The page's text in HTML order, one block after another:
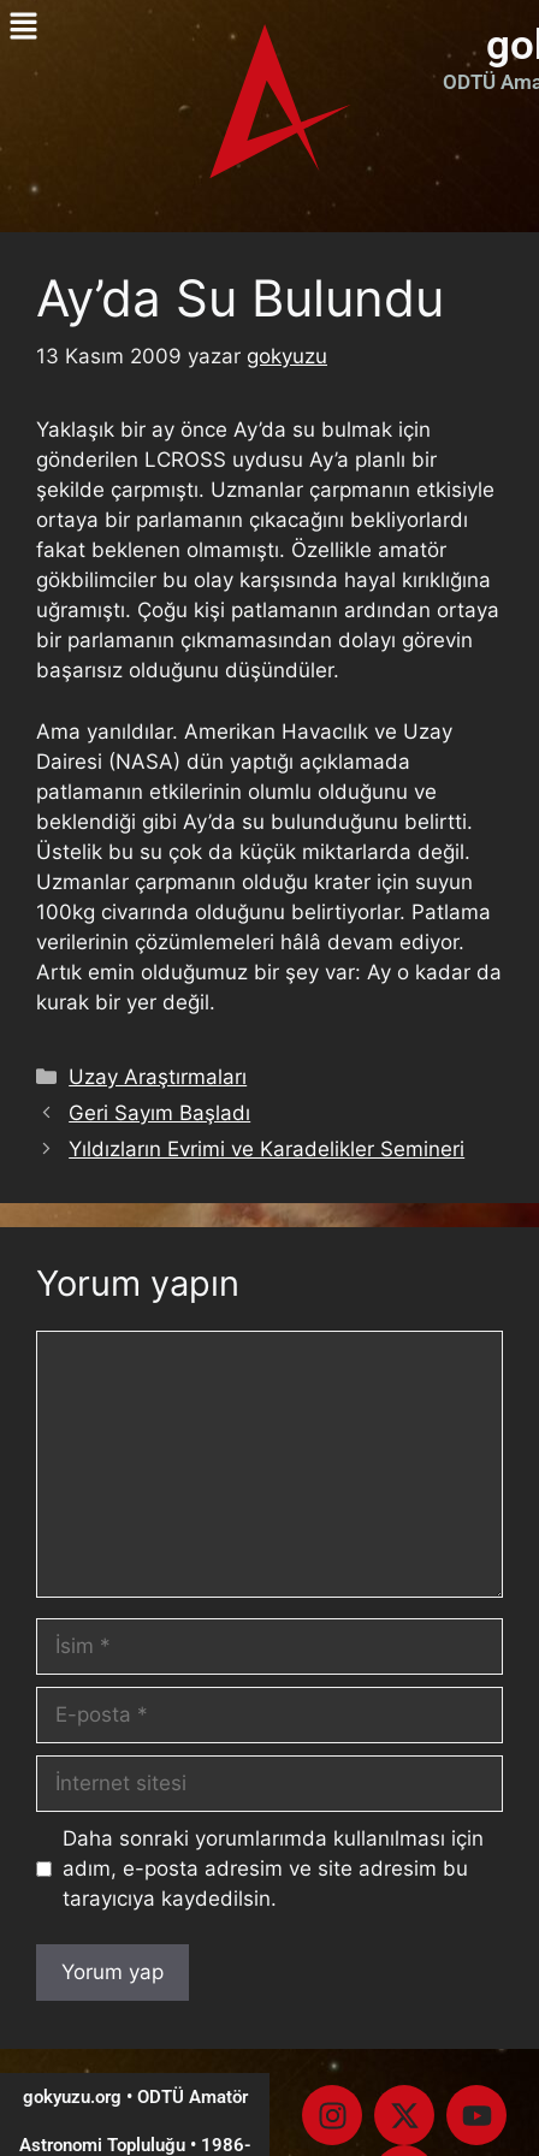
ODTÜ
Ay’da Su Bulundu
13 Kasım 2009 yazar gokyuzu
Yaklaşık bir ay önce Ay’da su bulmak için
gönderilen LCROSS uydusu Ay’a planlı bir
şekilde çarpmıştı. Uzmanlar çarpmanın etkisiyle
ortaya bir parlamanın çıkacağını bekliyorlardı
fakat beklenen olmamıştı. Özellikle amatör
gökbilimciler bu olay karşısında hayal kırıklığına
uğramıştı. Çoğu kişi patlamanın ardından ortaya
bir parlamanın çıkmamasından dolayı görevin
başarısız olduğunu düşündüler.
Ama yanıldılar. Amerikan Havacılık ve Uzay
Dairesi (NASA) dün yaptığı açıklamada
patlamanın etkilerinin olumlu olduğunu ve
beklendiği gibi Ay’da su bulunduğunu belirtti.
Üstelik bu su çok da küçük miktarlarda değil.
Uzmanlar çarpmanın olduğu krater için suyun
100kg civarında olduğunu belirtiyorlar. Patlama
verilerinin çözümlemeleri hâlâ devam ediyor.
Artık emin olduğumuz bir şey var: Ay o kadar da
kurak bir yer değil.
Uzay Araştırmaları
Geri Sayım Başladı
Yıldızların Evrimi ve Karadelikler Semineri
Yorum yapın
Daha sonraki yorumlarımda kullanılması için
adım, e-posta adresim ve site adresim bu
tarayıcıya kaydedilsin.
gokyuzu.org • ODTÜ Amatör
Astronomi Topluluğu •1986-